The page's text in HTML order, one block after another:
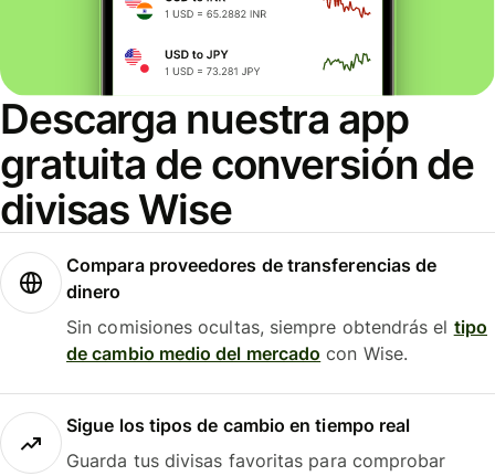
Descarga nuestra app
gratuita de conversión de
divisas Wise
Compara proveedores de transferencias de
dinero
Sin comisiones ocultas, siempre obtendrás el tipo
de cambio medio del mercado con Wise.
Sigue los tipos de cambio en tiempo real
Guarda tus divisas favoritas para comprobar